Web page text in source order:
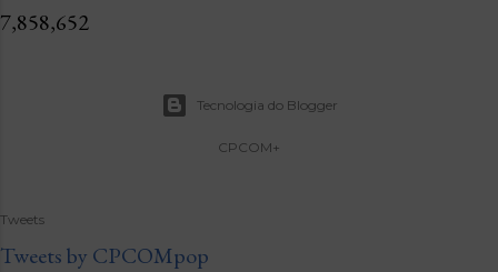
7,858,652
Tecnologia do Blogger
CPCOM+
Tweets
Tweets by CPCOMpop